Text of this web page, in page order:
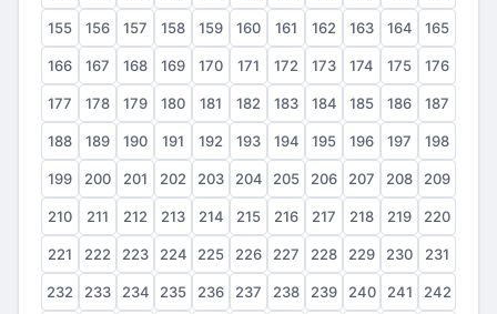
155 156 157 158 159 160 161 162 163 164 165
166 167 168 169 170 171 172 173 174 175 176
177 178 179 180 181 182 183 184 185 186 187
188 189 190 191 192 193 194 195 196 197 198
199 200 201 202 203 204 205 206 207 208 209
210 211 212 213 214 215 216 217 218 219 220
221 222 223 224 225 226 227 228 229 230 231
232 233 234 235 236 237 238 239 240 241 242